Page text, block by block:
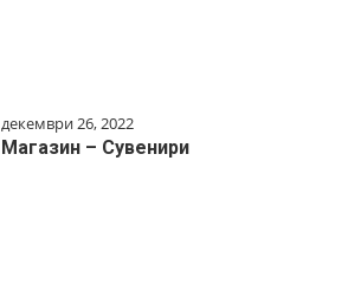
декември 26, 2022
Магазин – Сувенири